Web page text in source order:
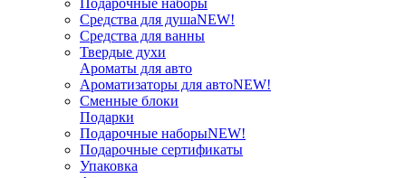
Подарочные наборы
Средства для душаNEW!
Средства для ванны
Твердые духи
Ароматы для авто
Ароматизаторы для автоNEW!
Сменные блоки
Подарки
Подарочные наборыNEW!
Подарочные сертификаты
Упаковка